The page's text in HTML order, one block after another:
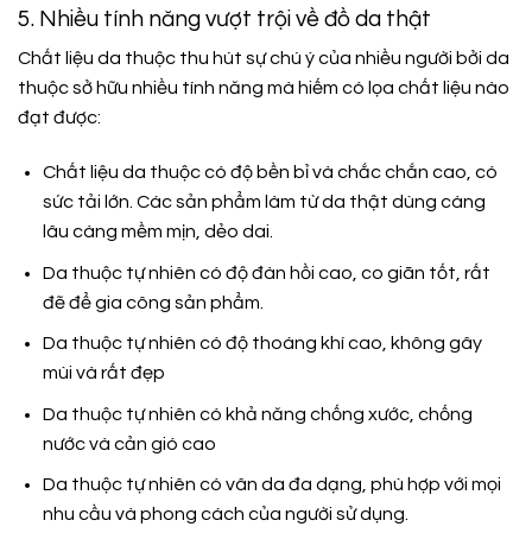
5. Nhiều tính năng vượt trội về đồ da thật
Chất liệu da thuộc thu hút sự chú ý của nhiều người bởi da
thuộc sở hữu nhiều tính năng mà hiếm có lọa chất liệu nào
đạt được:
Chất liệu da thuộc có độ bền bỉ và chắc chắn cao, có
sức tải lớn. Các sản phẩm làm từ da thật dùng càng
lâu càng mềm mịn, dẻo dai.
Da thuộc tự nhiên có độ đàn hồi cao, co giãn tốt, rất
đẽ để gia công sản phẩm.
Da thuộc tự nhiên có độ thoáng khí cao, không gây
mùi và rất đẹp
Da thuộc tự nhiên có khả năng chống xước, chống
nước và cản gió cao
Da thuộc tự nhiên có vân da đa dạng, phù hợp với mọi
nhu cầu và phong cách của người sử dụng.